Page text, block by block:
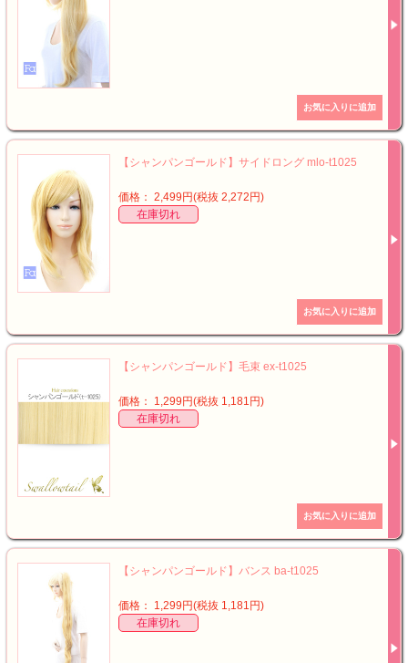
【シャンパンゴールド】サイドロング mlo-t1025
価格： 2,499円(税抜 2,272円)
在庫切れ
【シャンパンゴールド】毛束 ex-t1025
価格： 1,299円(税抜 1,181円)
在庫切れ
【シャンパンゴールド】バンス ba-t1025
価格： 1,299円(税抜 1,181円)
在庫切れ